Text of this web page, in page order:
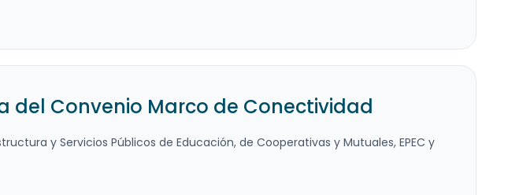
del Convenio Marco de Conectividad
y Servicios Públicos de Educación, de Cooperativas y Mutuales, EPEC y